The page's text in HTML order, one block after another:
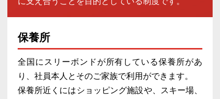
保養所
全国にスリーボンドが所有している保養所があ
り、社員本人とそのご家族で利用ができます。
保養所近くにはショッピング施設や、スキー場、